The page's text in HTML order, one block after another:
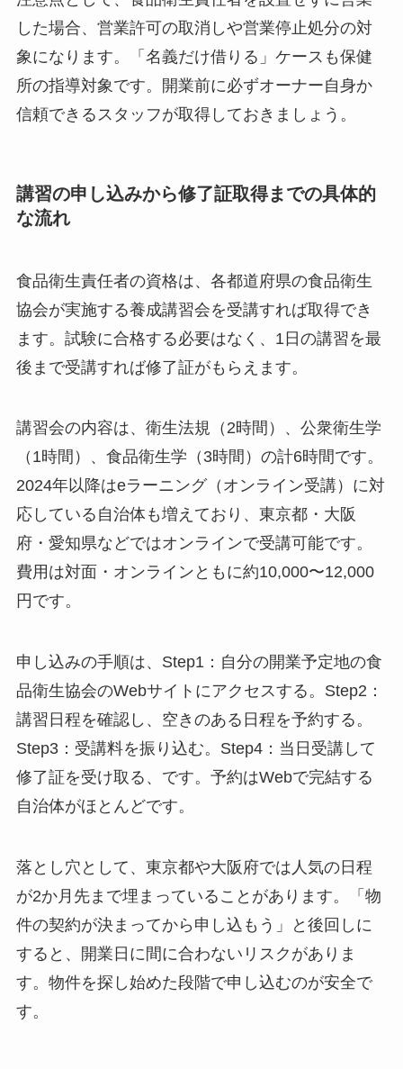
した場合、営業許可の取消しや営業停止処分の対
象になります。「名義だけ借りる」ケースも保健
所の指導対象です。開業前に必ずオーナー自身か
信頼できるスタッフが取得しておきましょう。
講習の申し込みから修了証取得までの具体的
な流れ
食品衛生責任者の資格は、各都道府県の食品衛生
協会が実施する養成講習会を受講すれば取得でき
ます。試験に合格する必要はなく、1日の講習を最
後まで受講すれば修了証がもらえます。
講習会の内容は、衛生法規（2時間）、公衆衛生学
（1時間）、食品衛生学（3時間）の計6時間です。
2024年以降はeラーニング（オンライン受講）に対
応している自治体も増えており、東京都・大阪
府・愛知県などではオンラインで受講可能です。
費用は対面・オンラインともに約10,000〜12,000
円です。
申し込みの手順は、Step1：自分の開業予定地の食
品衛生協会のWebサイトにアクセスする。Step2：
講習日程を確認し、空きのある日程を予約する。
Step3：受講料を振り込む。Step4：当日受講して
修了証を受け取る、です。予約はWebで完結する
自治体がほとんどです。
落とし穴として、東京都や大阪府では人気の日程
が2か月先まで埋まっていることがあります。「物
件の契約が決まってから申し込もう」と後回しに
すると、開業日に間に合わないリスクがありま
す。物件を探し始めた段階で申し込むのが安全で
す。